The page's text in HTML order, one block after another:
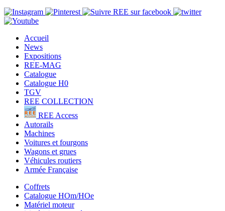
Accueil
News
Expositions
REE-MAG
Catalogue
Catalogue H0
TGV
REE COLLECTION
REE Access
Autorails
Machines
Voitures et fourgons
Wagons et grues
Véhicules routiers
Armée Française
Coffrets
Catalogue HOm/HOe
Matériel moteur